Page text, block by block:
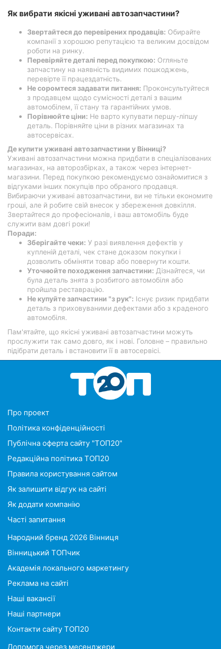
Як вибрати якісні уживані автозапчастини?
Звертайтеся до перевірених продавців: Обирайте
компанії з хорошою репутацією та великим досвідом
роботи на ринку.
Перевіряйте деталі перед покупкою: Огляньте
запчастину на наявність видимих пошкоджень,
перевірте її працездатність.
Не соромтеся задавати питання: Проконсультуйтеся
з продавцем щодо сумісності деталі з вашим
автомобілем, її стану та гарантійних умов.
Порівнюйте ціни: Не варто купувати першу-ліпшу
деталь. Порівняйте ціни в різних магазинах та
автосервісах.
Де купити уживані автозапчастини у Вінниці?
Уживані автозапчастини можна придбати в спеціалізованих
магазинах, на авторозбірках, а також через інтернет-
магазини. Перед покупкою рекомендуємо ознайомитися з
відгуками інших покупців про обраного продавця.
Вибираючи уживані автозапчастини, ви не тільки економите
гроші, але й робите свій внесок у збереження довкілля.
Звертайтеся до професіоналів, і ваш автомобіль буде
служити вам довгі роки!
Поради:
Зберігайте чеки: У разі виявлення дефектів у
купленій деталі, чек стане доказом покупки і
дозволить обміняти товар або повернути кошти.
Уточнюйте походження запчастини: Дізнайтеся, чи
була деталь знята з розбитого автомобіля або
пройшла реставрацію.
Не купуйте запчастини "з рук": Існує ризик придбати
деталь з приховуваними дефектами або з краденого
автомобіля.
Пам'ятайте, що якісні уживані автозапчастини можуть
прослужити так само довго, як і нові. Головне – правильно
підібрати деталь і встановити її в автосервісі.
Про проект
Політика конфіденційності
Публічна оферта сайту "ТОП20"
Редакційна політика ТОП20
Правила користування сайтом
Як залишити відгук на сайті
Як додати компанію
Часті запитання
Народний бренд 2026 Вінниця
Вінницький ТОПчик
Академія локального маркетингу
Реклама на сайті
Наші вакансії
Наші партнери
Контакти сайту ТОП20
Допомога через месенджери